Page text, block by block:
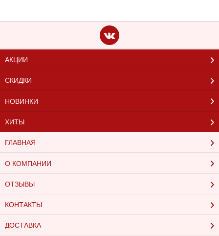
АКЦИИ
СКИДКИ
НОВИНКИ
ХИТЫ
ГЛАВНАЯ
О КОМПАНИИ
ОТЗЫВЫ
КОНТАКТЫ
ДОСТАВКА